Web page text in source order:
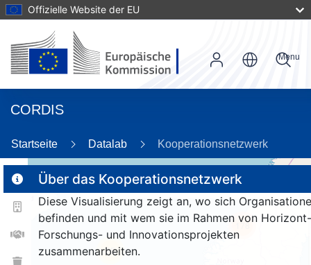
Offizielle Website der EU
CORDIS
Menu
Startseite Datalab Kooperationsnetzwerk
Über das Kooperationsnetzwerk
Diese Visualisierung zeigt an, wo sich
befinden und mit wem sie im Rahmen von Horizont-
Forschungs- und Innovationsprojekten
zusammenarbeiten.
25
178